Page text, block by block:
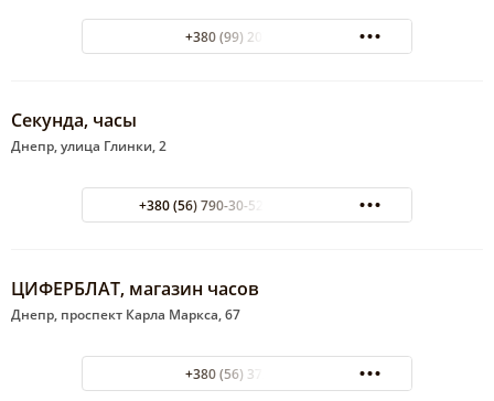
+380 (99) 207-42-21
Секунда, часы
Днепр, улица Глинки, 2
+380 (56) 790-30-52 044 537-48-41
ЦИФЕРБЛАТ, магазин часов
Днепр, проспект Карла Маркса, 67
+380 (56) 372-30-45